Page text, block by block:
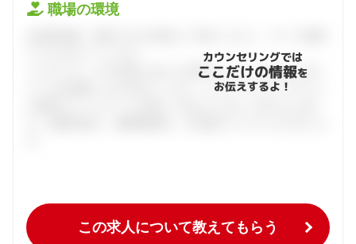
職場の環境
ハタラクティブが企業とあなたの間に立って、あなたに向い
ている仕事探しをお手伝いします。キャリアアドバイザーと
カウンセリングでは
ここだけの情報を
お伝えするよ！
この求人について教えてもらう